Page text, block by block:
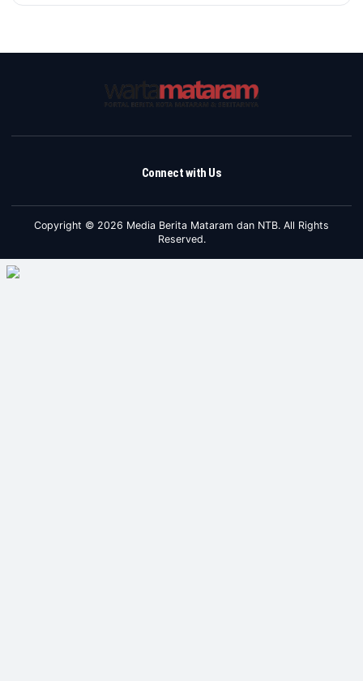
Connect with Us
Copyright © 2026 Media Berita Mataram dan NTB. All Rights
Reserved.